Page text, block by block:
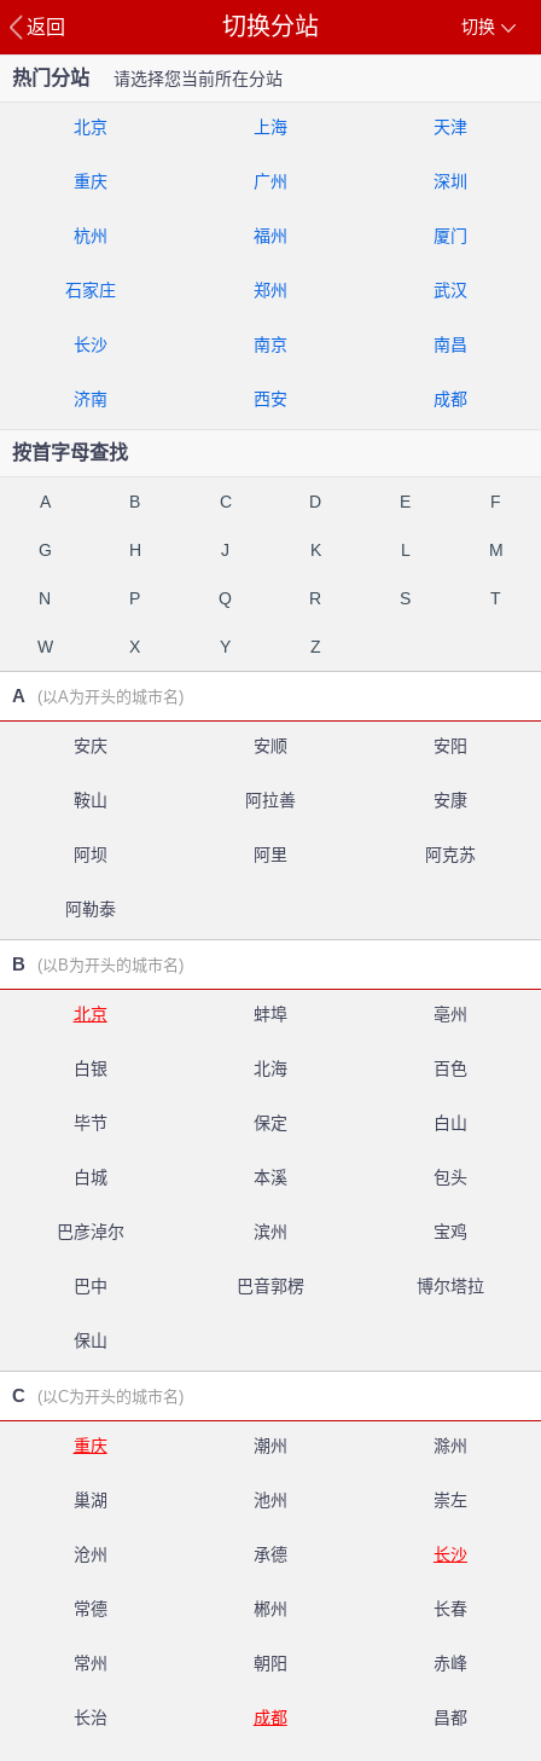
返回 切换
切换分站
热门分站 请选择您当前所在分站
北京 上海 天津
重庆 广州 深圳
杭州 福州 厦门
石家庄 郑州 武汉
长沙 南京 南昌
济南 西安 成都
按首字母查找
A B C D E F
G H J K L M
N P Q R S T
W X Y Z
A (以A为开头的城市名)
安庆 安顺 安阳
鞍山 阿拉善 安康
阿坝 阿里 阿克苏
阿勒泰
B (以B为开头的城市名)
北京 蚌埠 亳州
白银 北海 百色
毕节 保定 白山
白城 本溪 包头
巴彦淖尔 滨州 宝鸡
巴中 巴音郭楞 博尔塔拉
保山
C (以C为开头的城市名)
重庆 潮州 滁州
巢湖 池州 崇左
沧州 承德 长沙
常德 郴州 长春
常州 朝阳 赤峰
长治 成都 昌都